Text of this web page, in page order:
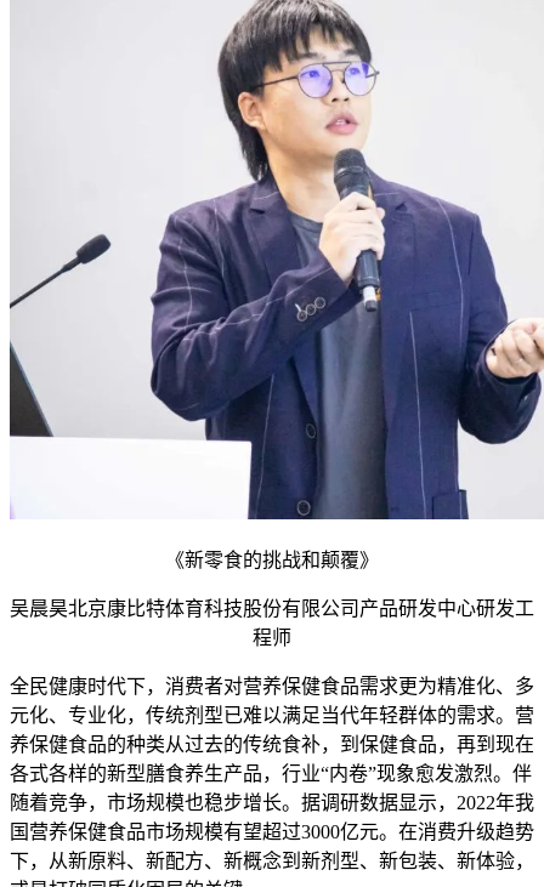
《新零食的挑战和颠覆》
吴晨昊北京康比特体育科技股份有限公司产品研发中心研发工
程师
全民健康时代下，消费者对营养保健食品需求更为精准化、多
元化、专业化，传统剂型已难以满足当代年轻群体的需求。营
养保健食品的种类从过去的传统食补，到保健食品，再到现在
各式各样的新型膳食养生产品，行业“内卷”现象愈发激烈。伴
随着竞争，市场规模也稳步增长。据调研数据显示，2022年我
国营养保健食品市场规模有望超过3000亿元。在消费升级趋势
下，从新原料、新配方、新概念到新剂型、新包装、新体验，